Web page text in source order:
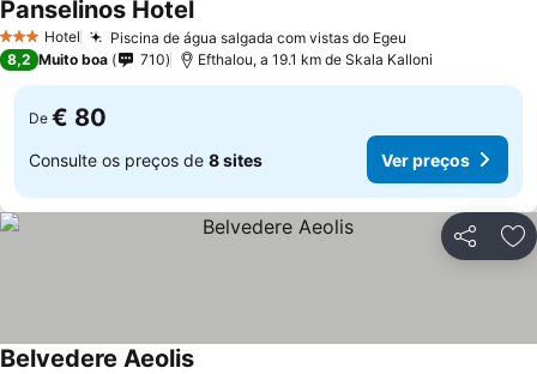
3 EstrelasHotel Piscina de água salgada com vistas do Egeu
Panselinos Hotel
8,2 Muito boa 710 Efthalou, a 19.1 km de Skala Kalloni
De € 80
Consulte os preços de 8 sites Ver preços
Partilhar
Belvedere Aeolis